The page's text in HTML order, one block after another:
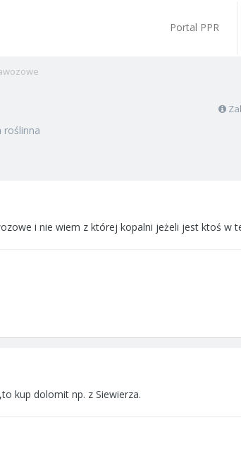
Portal PPR
roślinna
i nie wiem z której kopalni jeżeli jest ktoś w
kup dolomit np. z Siewierza.